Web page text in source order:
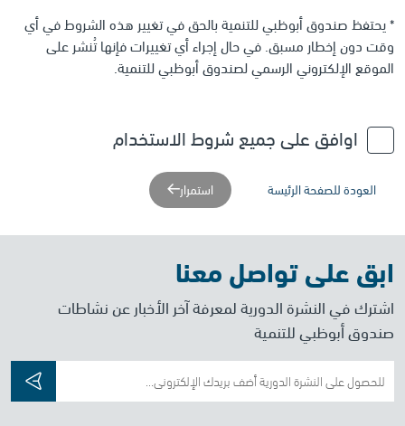
* يحتفظ صندوق أبوظبي للتنمية بالحق في تغيير هذه الشروط في أي
وقت دون إخطار مسبق. في حال إجراء أي تغييرات فإنها تُنشر على
الموقع الإلكتروني الرسمي لصندوق أبوظبي للتنمية.
اوافق على جميع شروط الاستخدام
العودة للصفحة الرئيسة استمرار
ابق على تواصل معنا
اشترك في النشرة الدورية لمعرفة آخر الأخبار عن نشاطات
صندوق أبوظبي للتنمية